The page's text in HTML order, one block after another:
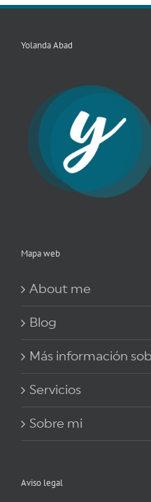
Yolanda Abad
Mapa web
About me
Blog
Más información
Servicios
Sobre mi
Aviso legal